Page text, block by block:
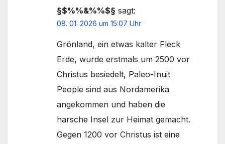
§$%%&%%$§ sagt:
08. 01. 2026 um 15:07 Uhr
Grönland, ein etwas kalter Fleck
Erde, wurde erstmals um 2500 vor
Christus besiedelt, Paleo-Inuit
People sind aus Nordamerika
angekommen und haben die
harsche Insel zur Heimat gemacht.
Gegen 1200 vor Christus ist eine